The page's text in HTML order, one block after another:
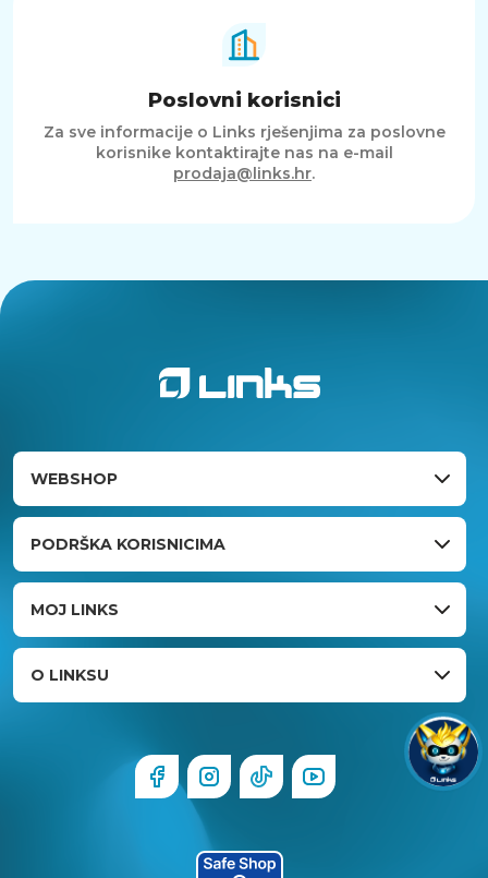
Poslovni korisnici
Za sve informacije o Links rješenjima za poslovne
korisnike kontaktirajte nas na e-mail
prodaja@links.hr.
WEBSHOP
PODRŠKA KORISNICIMA
MOJ LINKS
O LINKSU